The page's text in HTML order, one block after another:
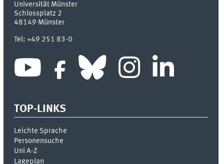
Universität Münster
Schlossplatz 2
48149 Münster
Tel:+49 251 83-0
TOP-LINKS
Leichte Sprache
Personensuche
Uni A-Z
Lageplan